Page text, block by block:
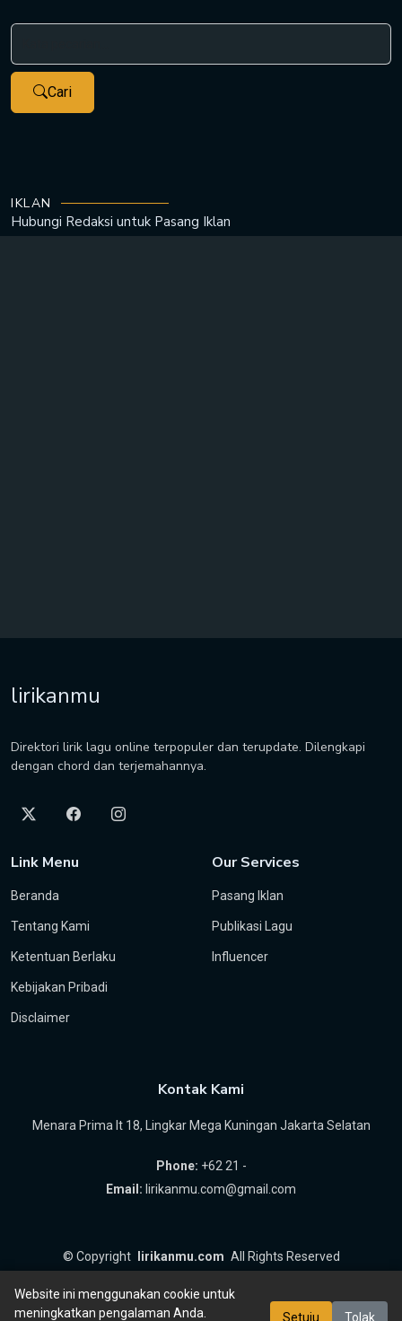
Cari
IKLAN
Hubungi Redaksi untuk Pasang Iklan
lirikanmu
Direktori lirik lagu online terpopuler dan terupdate. Dilengkapi
dengan chord dan terjemahannya.
Link Menu
Beranda
Tentang Kami
Ketentuan Berlaku
Kebijakan Pribadi
Disclaimer
Our Services
Pasang Iklan
Publikasi Lagu
Influencer
Kontak Kami
Menara Prima lt 18, Lingkar Mega Kuningan Jakarta Selatan
Phone: +62 21 -
Email: lirikanmu.com@gmail.com
© Copyright lirikanmu.com All Rights Reserved
Website ini menggunakan cookie untuk
meningkatkan pengalaman Anda.
Setuju Tolak